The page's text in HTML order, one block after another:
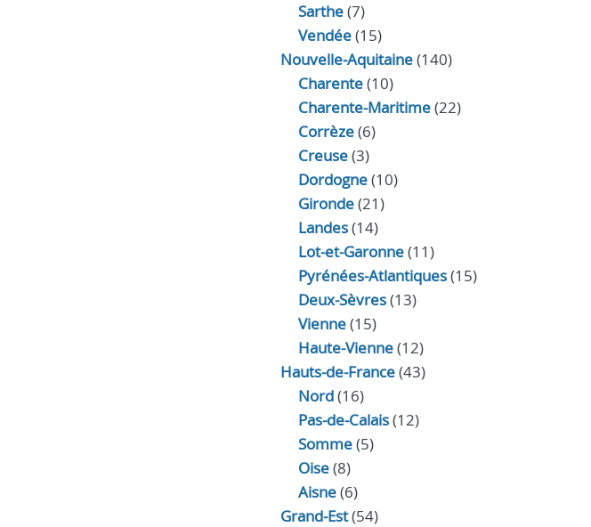
Sarthe(7)
Vendée(15)
Nouvelle-Aquitaine(140)
Charente(10)
Charente-Maritime(22)
Corrèze(6)
Creuse(3)
Dordogne(10)
Gironde(21)
Landes(14)
Lot-et-Garonne(11)
Pyrénées-Atlantiques(15)
Deux-Sèvres(13)
Vienne(15)
Haute-Vienne(12)
Hauts-de-France(43)
Nord(16)
Pas-de-Calais(12)
Somme(5)
Oise(8)
Aisne(6)
Grand-Est(54)